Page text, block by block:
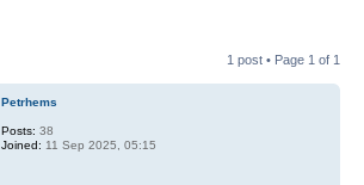
1 post • Page 1 of 1
Petrhems
Posts: 38
Joined: 11 Sep 2025, 05:15